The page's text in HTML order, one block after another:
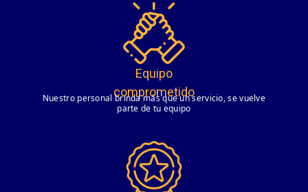
Equipo
comprometido
Nuestro personal brinda más que un servicio, se vuelve
parte de tu equipo